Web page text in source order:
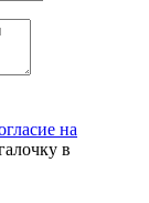
на
в